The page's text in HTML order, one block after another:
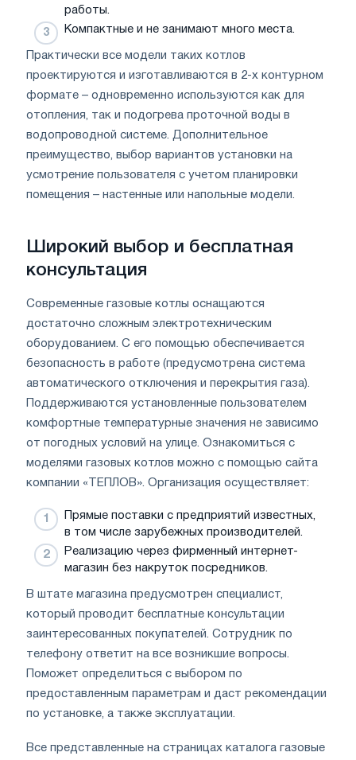
работы.
Компактные и не занимают много места.
Практически все модели таких котлов
проектируются и изготавливаются в 2-х контурном
формате – одновременно используются как для
отопления, так и подогрева проточной воды в
водопроводной системе. Дополнительное
преимущество, выбор вариантов установки на
усмотрение пользователя с учетом планировки
помещения – настенные или напольные модели.
Широкий выбор и бесплатная
консультация
Современные газовые котлы оснащаются
достаточно сложным электротехническим
оборудованием. С его помощью обеспечивается
безопасность в работе (предусмотрена система
автоматического отключения и перекрытия газа).
Поддерживаются установленные пользователем
комфортные температурные значения не зависимо
от погодных условий на улице. Ознакомиться с
моделями газовых котлов можно с помощью сайта
компании «ТЕПЛОВ». Организация осуществляет:
Прямые поставки с предприятий известных,
в том числе зарубежных производителей.
Реализацию через фирменный интернет-
магазин без накруток посредников.
В штате магазина предусмотрен специалист,
который проводит бесплатные консультации
заинтересованных покупателей. Сотрудник по
телефону ответит на все возникшие вопросы.
Поможет определиться с выбором по
предоставленным параметрам и даст рекомендации
по установке, а также эксплуатации.
Все представленные на страницах каталога газовые